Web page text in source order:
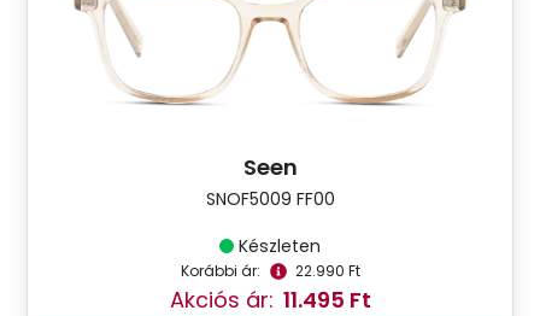
Seen
SNOF5009 FF00
Készleten
Korábbi ár: 22.990 Ft
Akciós ár: 11.495 Ft